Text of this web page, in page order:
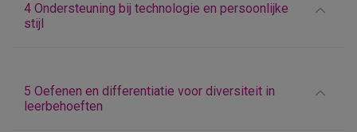
4 Ondersteuning bij technologie en persoonlijke
stijl
5 Oefenen en differentiatie voor diversiteit in
leerbehoeften